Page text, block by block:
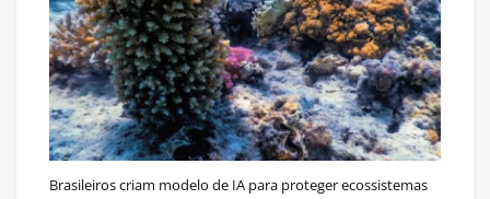
Brasileiros criam modelo de IA para proteger ecossistemas